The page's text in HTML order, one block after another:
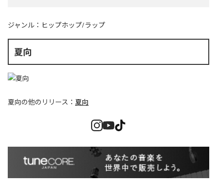
ジャンル： ヒップホップ/ラップ
夏向
夏向の他のリリース： 夏向